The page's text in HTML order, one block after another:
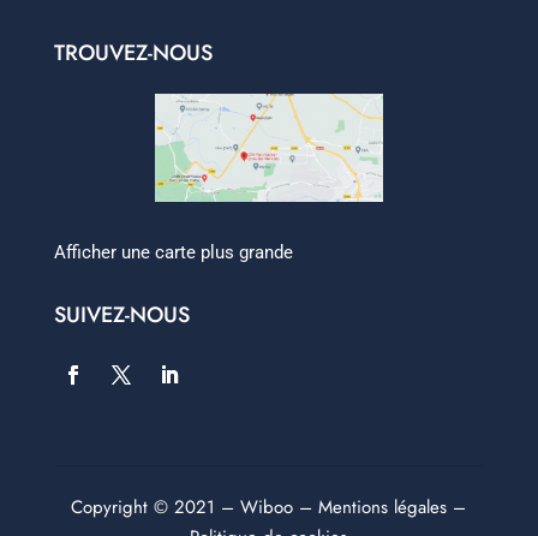
TROUVEZ-NOUS
Afficher une carte plus grande
SUIVEZ-NOUS
Copyright © 2021 –Wiboo –Mentions légales –